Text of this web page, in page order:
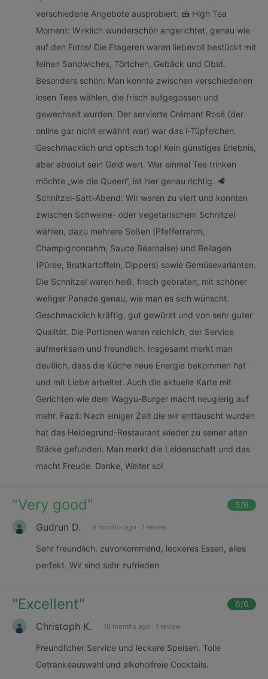
verschiedene Angebote ausprobiert: 🍰 High Tea
Moment: Wirklich wunderschön angerichtet, genau wie
auf den Fotos! Die Etageren waren liebevoll bestückt mit
feinen Sandwiches, Törtchen, Gebäck und Obst.
Besonders schön: Man konnte zwischen verschiedenen
losen Tees wählen, die frisch aufgegossen und
gewechselt wurden. Der servierte Crémant Rosé (der
online gar nicht erwähnt war) war das i-Tüpfelchen.
Geschmacklich und optisch top! Kein günstiges Erlebnis,
aber absolut sein Geld wert. Wer einmal Tee trinken
möchte „wie die Queen“, ist hier genau richtig. 🥩
Schnitzel-Satt-Abend: Wir waren zu viert und konnten
zwischen Schweine- oder vegetarischem Schnitzel
wählen, dazu mehrere Soßen (Pfefferrahm,
Champignonrahm, Sauce Béarnaise) und Beilagen
(Püree, Bratkartoffeln, Dippers) sowie Gemüsevarianten.
Die Schnitzel waren heiß, frisch gebraten, mit schöner
welliger Panade genau, wie man es sich wünscht.
Geschmacklich kräftig, gut gewürzt und von sehr guter
Qualität. Die Portionen waren reichlich, der Service
aufmerksam und freundlich. Insgesamt merkt man
deutlich, dass die Küche neue Energie bekommen hat
und mit Liebe arbeitet. Auch die aktuelle Karte mit
Gerichten wie dem Wagyu-Burger macht neugierig auf
mehr. Fazit: Nach einiger Zeit die wir enttäuscht wurden
hat das Heidegrund-Restaurant wieder zu seiner alten
Stärke gefunden. Man merkt die Leidenschaft und das
macht Freude. Danke, Weiter so!
"Very good" 5/6
Gudrun D. 9 months ago · 1 review
Sehr freundlich, zuvorkommend, leckeres Essen, alles
perfekt. Wir sind sehr zufrieden
"Excellent" 6/6
Christoph K. 10 months ago · 1 review
Freundlicher Service und leckere Speisen. Tolle
Getränkeauswahl und alkoholfreie Cocktails.